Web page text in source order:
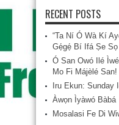
RECENT POSTS
“Ta Ní Ó Wà Kí
Gẹ́gẹ́ Bí Ifá Ṣe Sọ
Ó San Owó Ilé
Mo Fi Májèlé San!
Iru Ekun: Sunday
Àwọn Ìyàwó Bàbá
Mosalasi Fe Di